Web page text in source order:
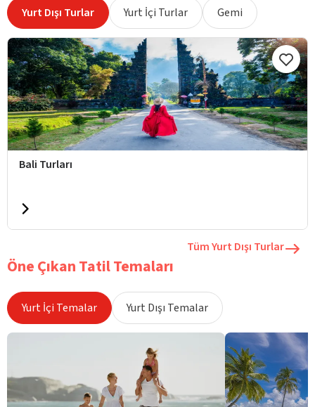
Yurt Dışı Turlar Yurt İçi Turlar Gemi
Bali Turları
Tüm Yurt Dışı Turlar
Öne Çıkan Tatil Temaları
Yurt İçi Temalar Yurt Dışı Temalar